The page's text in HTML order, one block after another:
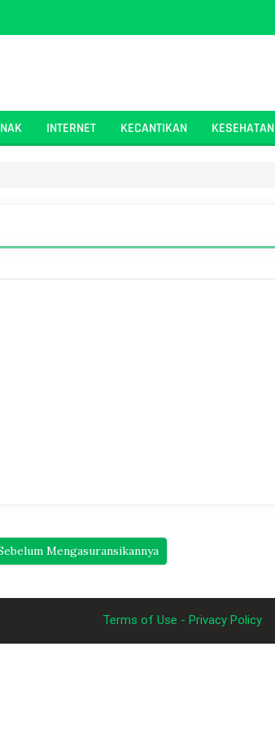
INTERNET KECANTIKAN KESEHATAN
Mengasuransikannya
Terms of Use - Privacy Policy